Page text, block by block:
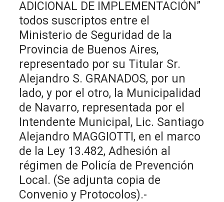
ADICIONAL DE IMPLEMENTACIÓN”
todos suscriptos entre el
Ministerio de Seguridad de la
Provincia de Buenos Aires,
representado por su Titular Sr.
Alejandro S. GRANADOS, por un
lado, y por el otro, la Municipalidad
de Navarro, representada por el
Intendente Municipal, Lic. Santiago
Alejandro MAGGIOTTI, en el marco
de la Ley 13.482, Adhesión al
régimen de Policía de Prevención
Local. (Se adjunta copia de
Convenio y Protocolos).-